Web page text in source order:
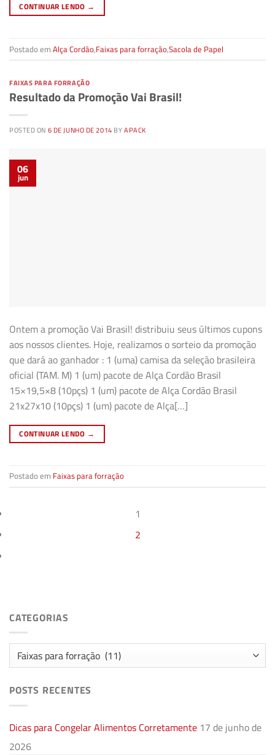
CONTINUAR LENDO →
Postado em Alça Cordão,Faixas para forração,Sacola de Papel
FAIXAS PARA FORRAÇÃO
Resultado da Promoção Vai Brasil!
POSTED ON 6 DE JUNHO DE 2014 BYAPACK
06
jun
Ontem a promoção Vai Brasil! distribuiu seus últimos cupons
aos nossos clientes. Hoje, realizamos o sorteio da promoção
que dará ao ganhador : 1 (uma) camisa da seleção brasileira
oficial (TAM. M) 1 (um) pacote de Alça Cordão Brasil
15×19,5×8 (10pçs) 1 (um) pacote de Alça Cordão Brasil
21x27x10 (10pçs) 1 (um) pacote de Alça[…]
CONTINUAR LENDO →
Postado em Faixas para forração
1
2
CATEGORIAS
Categorias
POSTS RECENTES
Dicas para Congelar Alimentos Corretamente 17 de junho de
2026